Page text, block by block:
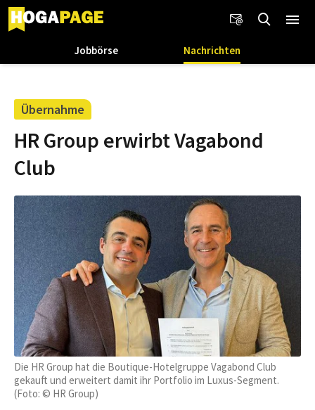
Jobbörse Nachrichten
Übernahme
HR Group erwirbt Vagabond
Club
Die HR Group hat die Boutique-Hotelgruppe Vagabond Club
gekauft und erweitert damit ihr Portfolio im Luxus-Segment.
(Foto: © HR Group)